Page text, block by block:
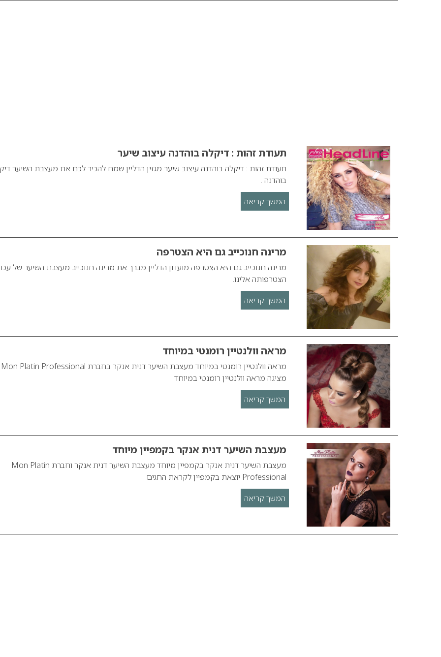
תעודת זהות : דיקלה בוהדנה עיצוב שיער
תעודת זהות : דיקלה בוהדנה עיצוב שיער מגזין הדליין שמח להכיר לכם את מעצבת השיער
בוהדנה .‏
המשך קריאה
מרינה חנוכייב גם היא הצטרפה
מרינה חנוכייב גם היא הצטרפה מועדון הדליין מברך את מרינה חנוכייב מעצבת השיער של
הצטרפותה אלינו.
המשך קריאה
מראה וולנטיין רומנטי במיוחד
מראה וולנטיין רומנטי במיוחד מעצבת השיער דנית אנקר בחברת Mon Platin Professional
מציגה מראה וולנטיין רומנטי במיוחד
המשך קריאה
מעצבת השיער דנית אנקר בקמפיין מיוחד
מעצבת השיער דנית אנקר בקמפיין מיוחד מעצבת השיער דנית אנקר וחברת Mon Platin
Professional יוצאת בקמפיין לקראת החגים
המשך קריאה